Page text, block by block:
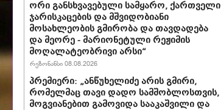
ორი განსხვავებული სამყარო, ქართველი
ჯარისკაცების და მშვიდობიანი
მოსახლეობის გმირობა და თავდადება
და მეორე - მარიონეტული რეჟიმის
მოღალატეობრივი არსი“
რეზონანსი 08.08.2026
პრემიერი: „ანწუხელიძე არის გმირი,
რომელმაც თავი დადო სამშობლოსთვის,
მოგვიანებით გამოვიდა სააკაშვილი და